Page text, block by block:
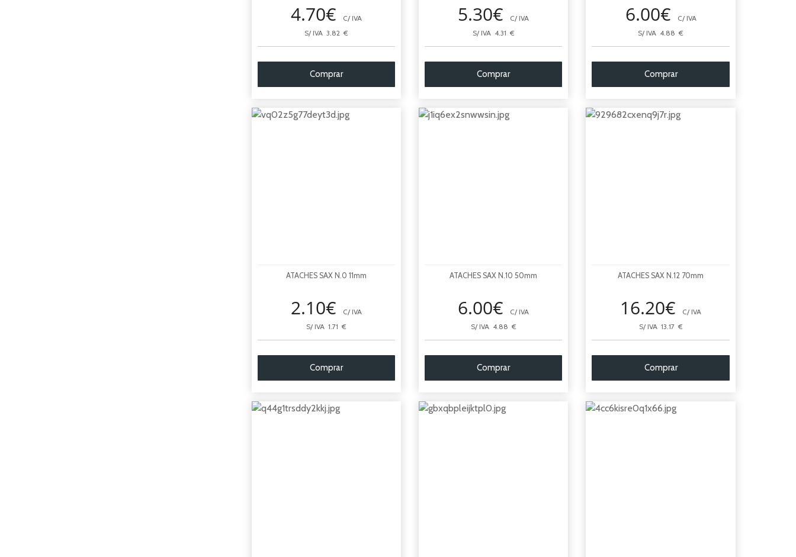
4.70€
C/ IVA
S/ IVA 3.82 €
Comprar
5.30€
C/ IVA
S/ IVA 4.31 €
Comprar
6.00€
C/ IVA
S/ IVA 4.88 €
Comprar
ATACHES SAX N.0 11mm
2.10€
C/ IVA
S/ IVA 1.71 €
Comprar
ATACHES SAX N.10 50mm
6.00€
C/ IVA
S/ IVA 4.88 €
Comprar
ATACHES SAX N.12 70mm
16.20€
C/ IVA
S/ IVA 13.17 €
Comprar